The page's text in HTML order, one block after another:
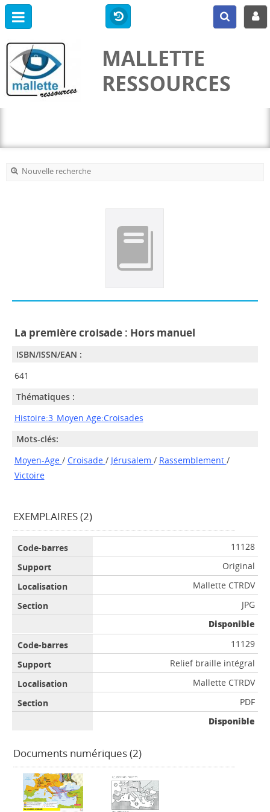
MALLETTE
RESSOURCES
Nouvelle recherche
La première croisade : Hors manuel
ISBN/ISSN/EAN :
641
Thématiques :
Histoire:3_Moyen Age:Croisades
Mots-clés:
Moyen-Age / Croisade / Jérusalem / Rassemblement /
Victoire
EXEMPLAIRES (2)
11128
Original
Mallette CTRDV
JPG
Disponible
11129
Relief braille intégral
Mallette CTRDV
PDF
Disponible
Documents numériques (2)